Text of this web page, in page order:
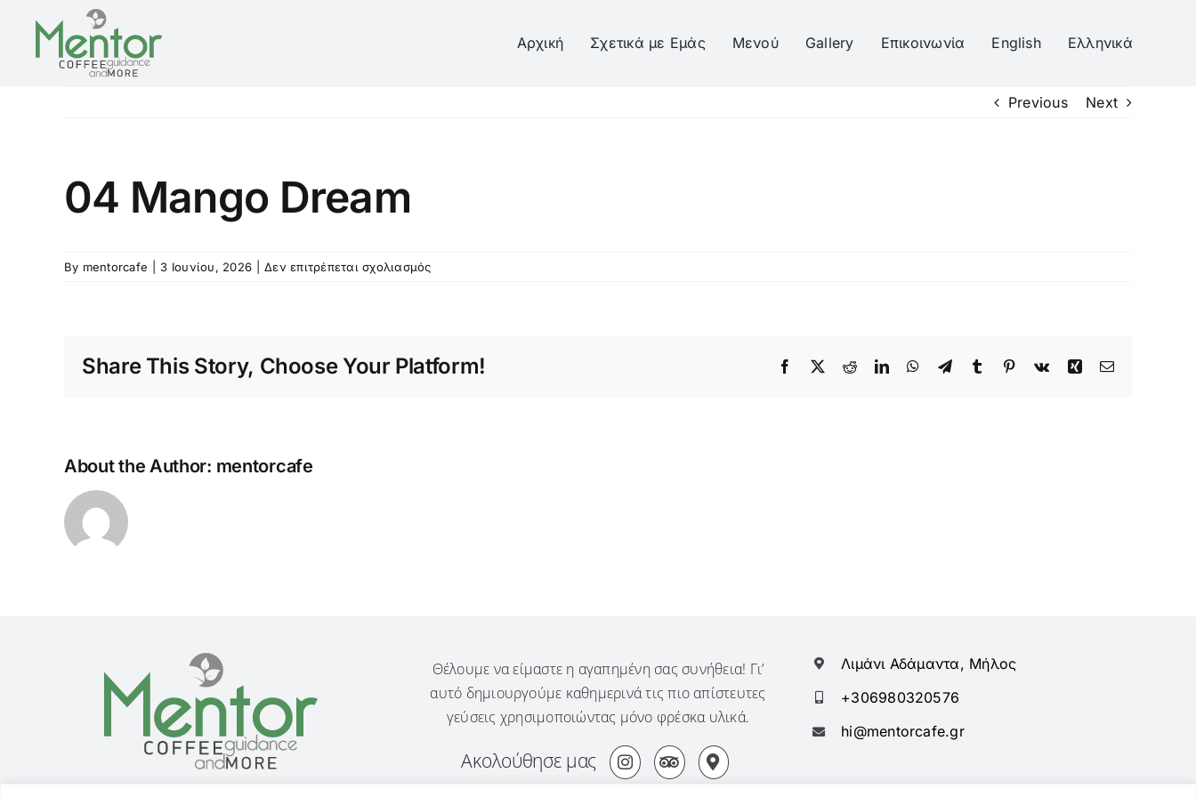
content
Αρχική Σχετικά με Εμάς Μενού Gallery Επικοινωνία English Ελληνικά
Previous Next
04 Mango Dream
By mentorcafe 3 Ιουνίου, 2026 Δεν επιτρέπεται σχολιασμόςστο
Share This Story, Choose Your Platform! Facebook
TwitterRedditLinkedInWhatsApp
TelegramTumblr Pinterest
Vk Xing Email
About the Author: mentorcafe
Θέλουμε να είμαστε η αγαπημένη σας συνήθεια! Γι’
αυτό δημιουργούμε καθημερινά τις πιο απίστευτες
γεύσεις χρησιμοποιώντας μόνο φρέσκα υλικά.
Ακολούθησε μας
Λιμάνι Αδάμαντα, Μήλος
+306980320576
hi@mentorcafe.gr